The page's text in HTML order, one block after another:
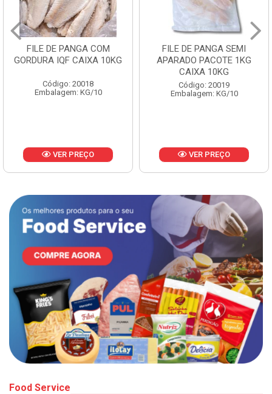
FILE DE PANGA SEMI
APARADO PACOTE 1KG
Código: 20019
Embalagem: KG/10
VER PREÇO
POLACA DESFIADA
PESCAMARES PCT5KG
CX10KG
Código: 20161
Embalagem: KG/10
VER PREÇO
Food Service